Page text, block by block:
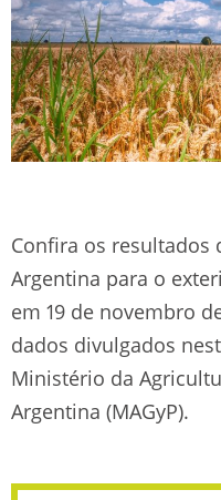
Confira os resultados
Argentina para o
em 19 de novembro
dados divulgados
Ministério da
Argentina (MAGyP).